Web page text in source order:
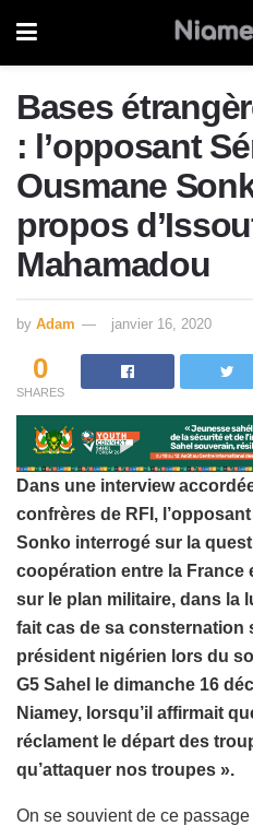
Bases
: l’opposant
Ousmane
propos
Mahamadou
by Adam janvier 16, 2020
0
SHARES
Dans une interview
confrères de RFI,
Sonko interrogé sur la
coopération entre la France
sur le plan militaire, dans la
fait cas de sa consternation
président nigérien lors du
G5 Sahel le dimanche 16
Niamey, lorsqu’il affirmait
réclament le départ des
qu’attaquer nos troupes ».
On se souvient de ce passage